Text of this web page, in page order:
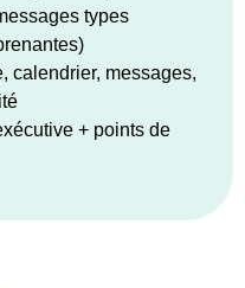
types
calendrier, messages,
+ points de